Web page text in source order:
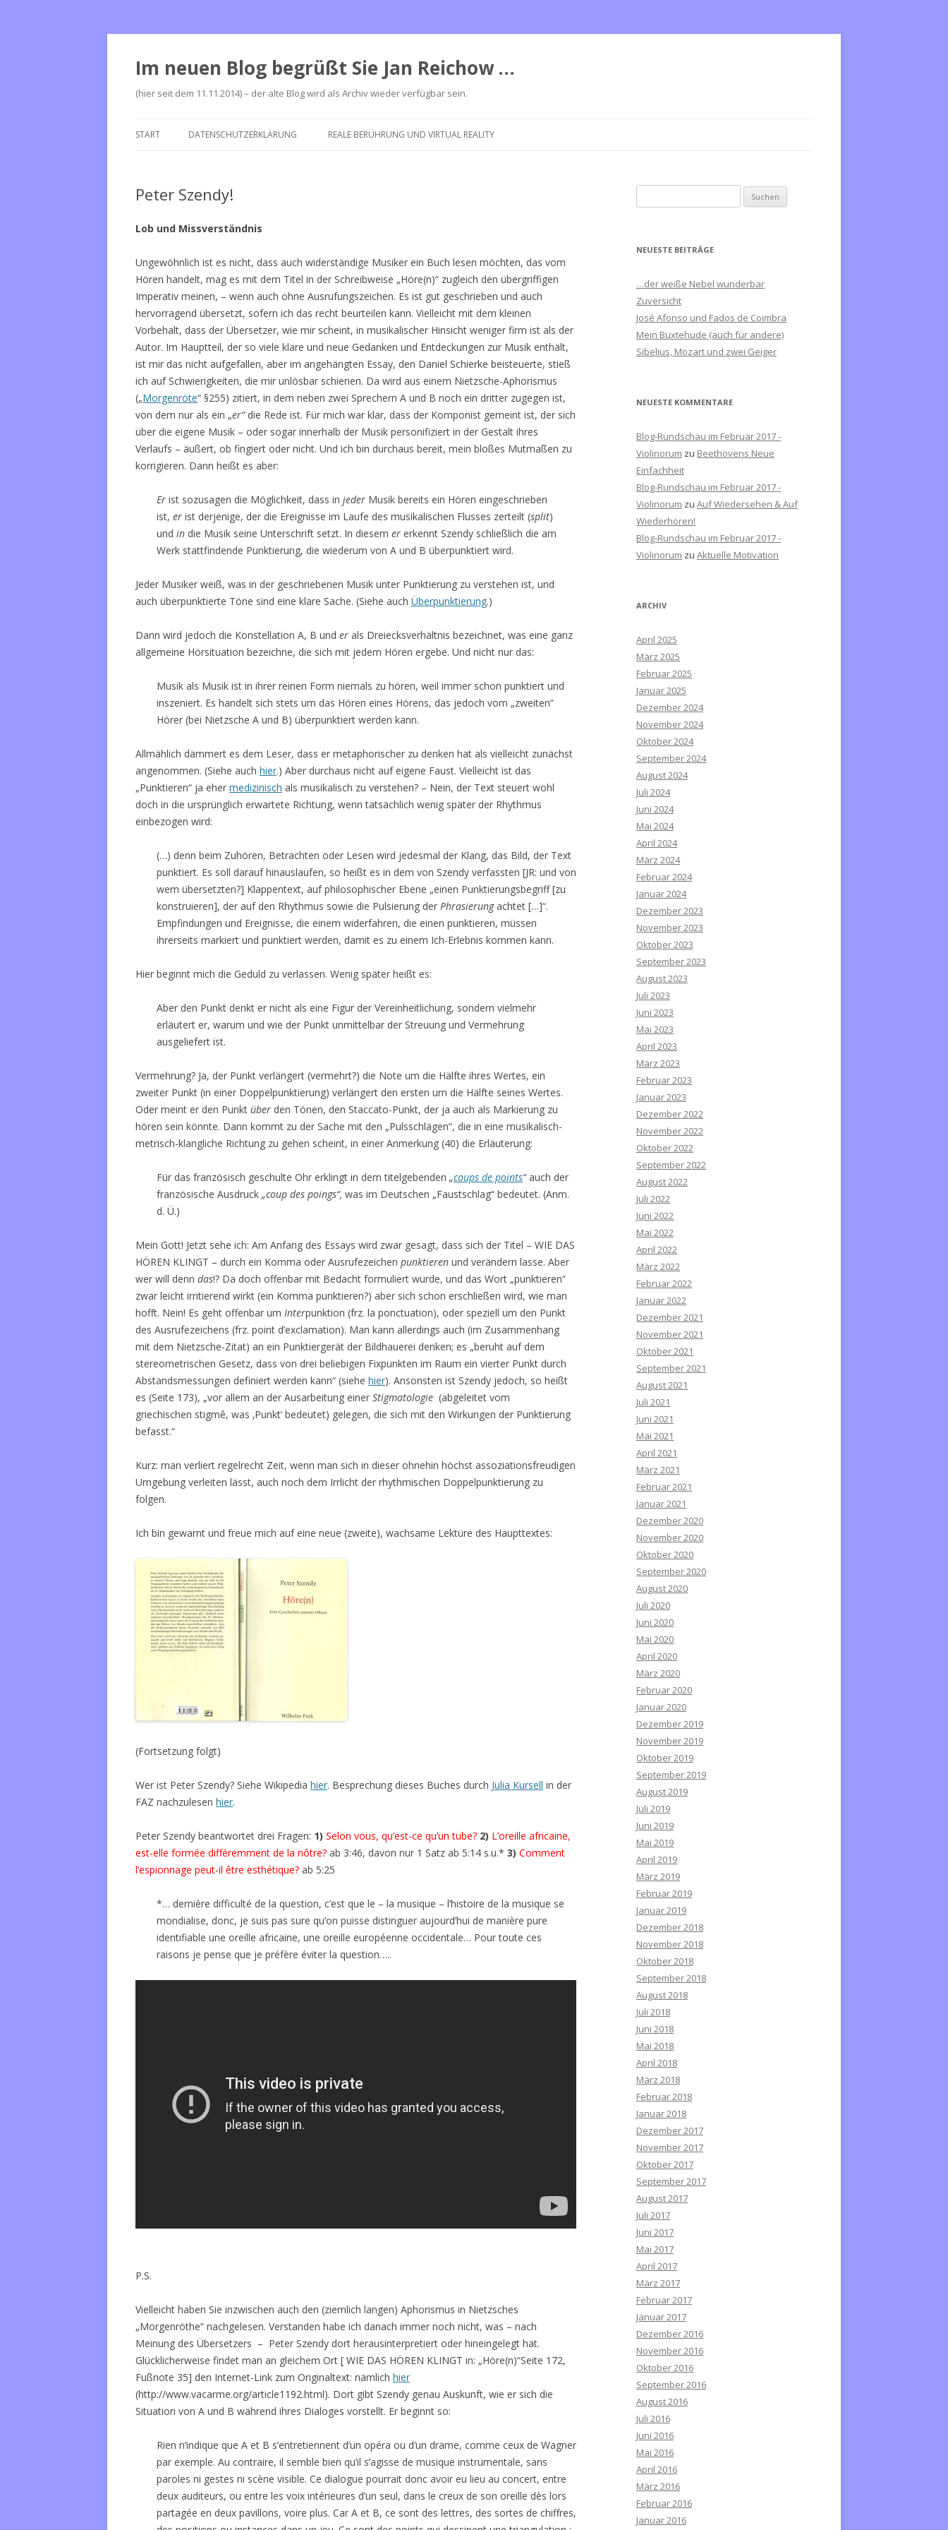
Im neuen Blog begrüßt Sie Jan Reichow …
(hier seit dem 11.11.2014) – der alte Blog wird als Archiv wieder verfügbar sein.
Inhalt
START DATENSCHUTZERKLÄRUNG REALE BERÜHRUNG UND VIRTUAL REALITY
Peter Szendy!
Lob und Missverständnis
Ungewöhnlich ist es nicht, dass auch widerständige Musiker ein Buch lesen möchten, das vom
Hören handelt, mag es mit dem Titel in der Schreibweise „Höre(n)“ zugleich den übergriffigen
Imperativ meinen, – wenn auch ohne Ausrufungszeichen. Es ist gut geschrieben und auch
hervorragend übersetzt, sofern ich das recht beurteilen kann. Vielleicht mit dem kleinen
Vorbehalt, dass der Übersetzer, wie mir scheint, in musikalischer Hinsicht weniger firm ist als der
Autor. Im Hauptteil, der so viele klare und neue Gedanken und Entdeckungen zur Musik enthält,
ist mir das nicht aufgefallen, aber im angehängten Essay, den Daniel Schierke beisteuerte, stieß
ich auf Schwierigkeiten, die mir unlösbar schienen. Da wird aus einem Nietzsche-Aphorismus
(„Morgenröte“ §255) zitiert, in dem neben zwei Sprechern A und B noch ein dritter zugegen ist,
von dem nur als ein „er“die Rede ist. Für mich war klar, dass der Komponist gemeint ist, der sich
über die eigene Musik – oder sogar innerhalb der Musik personifiziert in der Gestalt ihres
Verlaufs – äußert, ob fingiert oder nicht. Und ich bin durchaus bereit, mein bloßes Mutmaßen zu
korrigieren. Dann heißt es aber:
Er ist sozusagen die Möglichkeit, dass in jeder Musik bereits ein Hören eingeschrieben
ist, er ist derjenige, der die Ereignisse im Laufe des musikalischen Flusses zerteilt (split)
und in die Musik seine Unterschrift setzt. In diesem er erkennt Szendy schließlich die am
Werk stattfindende Punktierung, die wiederum von A und B überpunktiert wird.
Jeder Musiker weiß, was in der geschriebenen Musik unter Punktierung zu verstehen ist, und
auch überpunktierte Töne sind eine klare Sache. (Siehe auch Überpunktierung.)
Dann wird jedoch die Konstellation A, B und er als Dreiecksverhältnis bezeichnet, was eine ganz
allgemeine Hörsituation bezeichne, die sich mit jedem Hören ergebe. Und nicht nur das:
Musik als Musik ist in ihrer reinen Form niemals zu hören, weil immer schon punktiert und
inszeniert. Es handelt sich stets um das Hören eines Hörens, das jedoch vom „zweiten“
Hörer (bei Nietzsche A und B) überpunktiert werden kann.
Allmählich dämmert es dem Leser, dass er metaphorischer zu denken hat als vielleicht zunächst
angenommen. (Siehe auch hier.) Aber durchaus nicht auf eigene Faust. Vielleicht ist das
„Punktieren“ ja eher medizinisch als musikalisch zu verstehen? – Nein, der Text steuert wohl
doch in die ursprünglich erwartete Richtung, wenn tatsächlich wenig später der Rhythmus
einbezogen wird:
(…) denn beim Zuhören, Betrachten oder Lesen wird jedesmal der Klang, das Bild, der Text
punktiert. Es soll darauf hinauslaufen, so heißt es in dem von Szendy verfassten [JR: und von
wem übersetzten?] Klappentext, auf philosophischer Ebene „einen Punktierungsbegriff [zu
konstruieren], der auf den Rhythmus sowie die Pulsierung der Phrasierungachtet […]“.
Empfindungen und Ereignisse, die einem widerfahren, die einen punktieren, müssen
ihrerseits markiert und punktiert werden, damit es zu einem Ich-Erlebnis kommen kann.
Hier beginnt mich die Geduld zu verlassen. Wenig später heißt es:
Aber den Punkt denkt er nicht als eine Figur der Vereinheitlichung, sondern vielmehr
erläutert er, warum und wie der Punkt unmittelbar der Streuung und Vermehrung
ausgeliefert ist.
Vermehrung? Ja, der Punkt verlängert (vermehrt?) die Note um die Hälfte ihres Wertes, ein
zweiter Punkt (in einer Doppelpunktierung) verlängert den ersten um die Hälfte seines Wertes.
Oder meint er den Punkt über den Tönen, den Staccato-Punkt, der ja auch als Markierung zu
hören sein könnte. Dann kommt zu der Sache mit den „Pulsschlägen“, die in eine musikalisch-
metrisch-klangliche Richtung zu gehen scheint, in einer Anmerkung (40) die Erläuterung:
Für das französisch geschulte Ohr erklingt in dem titelgebenden „coups de points“auch der
französische Ausdruck „coup des poings“, was im Deutschen „Faustschlag“ bedeutet. (Anm.
d. Ü.)
Mein Gott! Jetzt sehe ich: Am Anfang des Essays wird zwar gesagt, dass sich der Titel – WIE DAS
HÖREN KLINGT – durch ein Komma oder Ausrufezeichen punktieren und verändern lasse. Aber
wer will denn das!? Da doch offenbar mit Bedacht formuliert wurde, und das Wort „punktieren“
zwar leicht irritierend wirkt (ein Komma punktieren?) aber sich schon erschließen wird, wie man
hofft. Nein! Es geht offenbar um Interpunktion (frz. la ponctuation), oder speziell um den Punkt
des Ausrufezeichens (frz. point d’exclamation). Man kann allerdings auch (im Zusammenhang
mit dem Nietzsche-Zitat) an ein Punktiergerät der Bildhauerei denken; es „beruht auf dem
stereometrischen Gesetz, dass von drei beliebigen Fixpunkten im Raum ein vierter Punkt durch
Abstandsmessungen definiert werden kann“ (siehe hier). Ansonsten ist Szendy jedoch, so heißt
es (Seite 173), „vor allem an der Ausarbeitung einer Stigmatologie (abgeleitet vom
griechischen stigmê, was ‚Punkt‘ bedeutet) gelegen, die sich mit den Wirkungen der Punktierung
befasst.“
Kurz: man verliert regelrecht Zeit, wenn man sich in dieser ohnehin höchst assoziationsfreudigen
Umgebung verleiten lässt, auch noch dem Irrlicht der rhythmischen Doppelpunktierung zu
folgen.
Ich bin gewarnt und freue mich auf eine neue (zweite), wachsame Lektüre des Haupttextes:
(Fortsetzung folgt)
Wer ist Peter Szendy? Siehe Wikipedia hier. Besprechung dieses Buches durch Julia Kursell in der
FAZ nachzulesen hier.
Peter Szendy beantwortet drei Fragen: 1) Selon vous, qu’est-ce qu’un tube? 2) L’oreille africaine,
est-elle formée différemment de la nôtre? ab 3:46, davon nur 1 Satz ab 5:14 s.u.* 3) Comment
l’espionnage peut-il être esthétique? ab 5:25
*… dernière difficulté de la question, c’est que le – la musique – l’histoire de la musique se
mondialise, donc, je suis pas sure qu’on puisse distinguer aujourd’hui de manière pure
identifiable une oreille africaine, une oreille européenne occidentale… Pour toute ces
raisons je pense que je préfère éviter la question…..
P.S.
Vielleicht haben Sie inzwischen auch den (ziemlich langen) Aphorismus in Nietzsches
„Morgenröthe“ nachgelesen. Verstanden habe ich danach immer noch nicht, was – nach
Meinung des Übersetzers – Peter Szendy dort herausinterpretiert oder hineingelegt hat.
Glücklicherweise findet man an gleichem Ort [ WIE DAS HÖREN KLINGT in: „Höre(n)“Seite 172,
Fußnote 35] den Internet-Link zum Originaltext: nämlich hier
(http://www.vacarme.org/article1192.html). Dort gibt Szendy genau Auskunft, wie er sich die
Situation von A und B während ihres Dialoges vorstellt. Er beginnt so:
Rien n’indique que A et B s’entretiennent d’un opéra ou d’un drame, comme ceux de Wagner
par exemple. Au contraire, il semble bien qu’il s’agisse de musique instrumentale, sans
paroles ni gestes ni scène visible. Ce dialogue pourrait donc avoir eu lieu au concert, entre
deux auditeurs, ou entre les voix intérieures d’un seul, dans le creux de son oreille dès lors
partagée en deux pavillons, voire plus. Car A et B, ce sont des lettres, des sortes de chiffres,
u
h
n
a
c
h
NEUESTE BEITRÄGE
…der weiße Nebel wunderbar
Zuversicht
José Afonso und Fados de Coimbra
Mein Buxtehude (auch für andere)
Sibelius, Mozart und zwei Geiger
NEUESTE KOMMENTARE
Blog-Rundschau im Februar 2017 -
Violinorum zu Beethovens Neue
Einfachheit
Blog-Rundschau im Februar 2017 -
Violinorum zu Auf Wiedersehen & Auf
Wiederhören!
Blog-Rundschau im Februar 2017 -
Violinorum zu Aktuelle Motivation
ARCHIV
April 2025
März 2025
Februar 2025
Januar 2025
Dezember 2024
November 2024
Oktober 2024
September 2024
August 2024
Juli 2024
Juni 2024
Mai 2024
April 2024
März 2024
Februar 2024
Januar 2024
Dezember 2023
November 2023
Oktober 2023
September 2023
August 2023
Juli 2023
Juni 2023
Mai 2023
April 2023
März 2023
Februar 2023
Januar 2023
Dezember 2022
November 2022
Oktober 2022
September 2022
August 2022
Juli 2022
Juni 2022
Mai 2022
April 2022
März 2022
Februar 2022
Januar 2022
Dezember 2021
November 2021
Oktober 2021
September 2021
August 2021
Juli 2021
Juni 2021
Mai 2021
April 2021
März 2021
Februar 2021
Januar 2021
Dezember 2020
November 2020
Oktober 2020
September 2020
August 2020
Juli 2020
Juni 2020
Mai 2020
April 2020
März 2020
Februar 2020
Januar 2020
Dezember 2019
November 2019
Oktober 2019
September 2019
August 2019
Juli 2019
Juni 2019
Mai 2019
April 2019
März 2019
Februar 2019
Januar 2019
Dezember 2018
November 2018
Oktober 2018
September 2018
August 2018
Juli 2018
Juni 2018
Mai 2018
April 2018
März 2018
Februar 2018
Januar 2018
Dezember 2017
November 2017
Oktober 2017
September 2017
August 2017
Juli 2017
Juni 2017
Mai 2017
April 2017
März 2017
Februar 2017
Januar 2017
Dezember 2016
November 2016
Oktober 2016
September 2016
August 2016
Juli 2016
Juni 2016
Mai 2016
April 2016
März 2016
Februar 2016
Januar 2016